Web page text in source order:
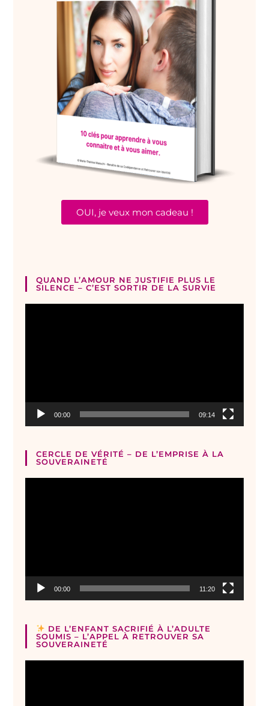
OUI, je veux mon cadeau !
QUAND L’AMOUR NE JUSTIFIE PLUS LE
SILENCE – C’EST SORTIR DE LA SURVIE
00:00 09:14
CERCLE DE VÉRITÉ – DE L’EMPRISE À LA
SOUVERAINETÉ
00:00 11:20
DE L’ENFANT SACRIFIÉ À L’ADULTE
SOUMIS – L’APPEL À RETROUVER SA
SOUVERAINETÉ